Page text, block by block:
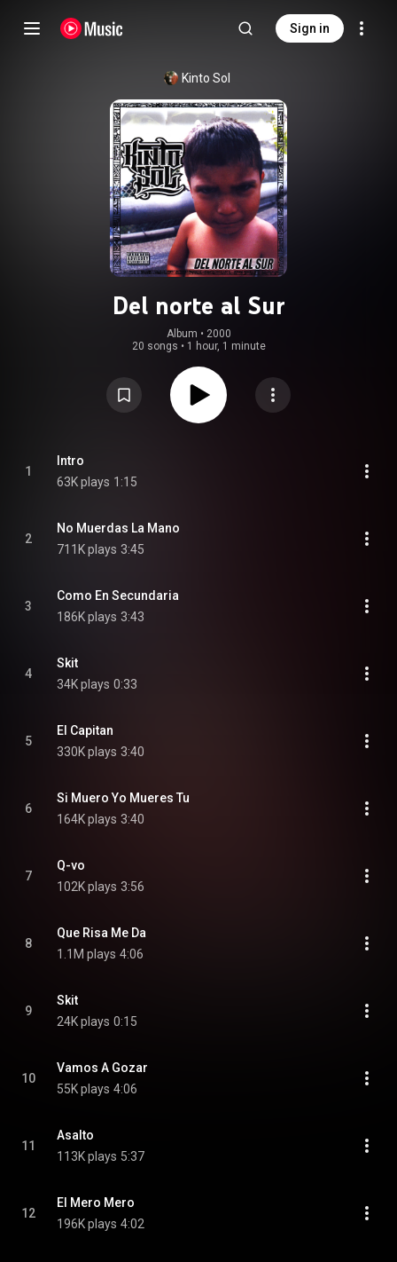
Sign in
Kinto Sol
Del norte al Sur
Album • 2000
20 songs • 1 hour, 1 minute
1
Intro
63K plays 1:15
2
No Muerdas La Mano
711K plays 3:45
3
Como En Secundaria
186K plays 3:43
4
Skit
34K plays 0:33
5
El Capitan
330K plays 3:40
6
Si Muero Yo Mueres Tu
164K plays 3:40
7
Q-vo
102K plays 3:56
8
Que Risa Me Da
1.1M plays 4:06
9
Skit
24K plays 0:15
10
Vamos A Gozar
55K plays 4:06
11
Asalto
113K plays 5:37
12
El Mero Mero
196K plays 4:02